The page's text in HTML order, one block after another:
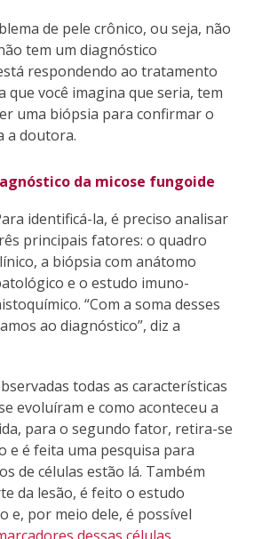
de pele crônico, ou seja, não
tem um diagnóstico
respondendo ao tratamento
que você imagina que seria, tem
uma biópsia para confirmar o
a doutora.
da micose fungoide
identificá-la, é preciso analisar
principais fatores: o quadro
a biópsia com anátomo
e o estudo imuno-
“Com a soma desses
ao diagnóstico”, diz a
todas as características
evoluíram e como aconteceu a
para o segundo fator, retira-se
e é feita uma pesquisa para
de células estão lá. Também
da lesão, é feito o estudo
e, por meio dele, é possível